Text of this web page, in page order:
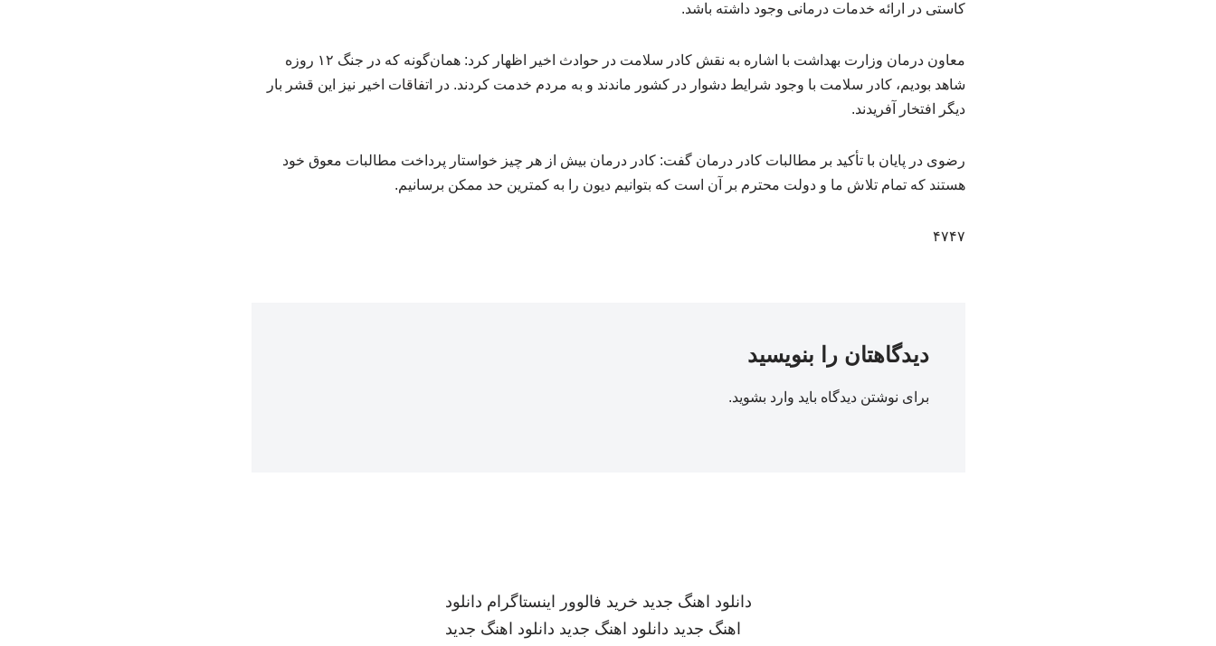
کاستی در ارائه خدمات درمانی وجود داشته باشد.
معاون درمان وزارت بهداشت با اشاره به نقش کادر سلامت در حوادث اخیر اظهار کرد: همان‌گونه که در جنگ ۱۲ روزه
شاهد بودیم، کادر سلامت با وجود شرایط دشوار در کشور ماندند و به مردم خدمت کردند. در اتفاقات اخیر نیز این قشر بار
دیگر افتخار آفریدند.
رضوی در پایان با تأکید بر مطالبات کادر درمان گفت: کادر درمان بیش از هر چیز خواستار پرداخت مطالبات معوق خود
هستند که تمام تلاش ما و دولت محترم بر آن است که بتوانیم دیون را به کمترین حد ممکن برسانیم.
۴۷۴۷
دیدگاهتان را بنویسید
برای نوشتن دیدگاه باید وارد بشوید.
دانلود اهنگ جدید خرید فالوور اینستاگرام دانلود
اهنگ جدید دانلود اهنگ جدید دانلود اهنگ جدید